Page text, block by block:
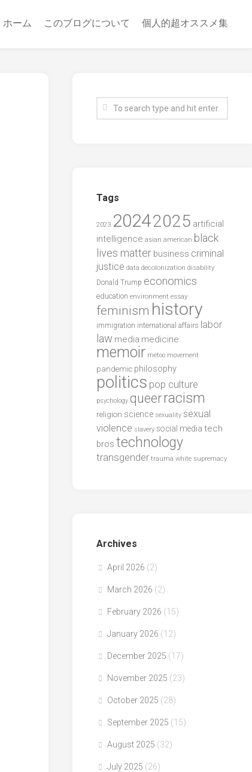
ホーム このブログについて 個人的超オススメ集
Tags
2023 20242025 artificial
intelligence asian american black
lives matter business criminal
justice data decolonization disability
Donald Trump economics
education environment essay
feminism history
immigration international affairs labor
law media medicine
memoir metoo movement
pandemic philosophy
politics pop culture
psychology queerracism
religion science sexuality sexual
violence slavery social media tech
bros technology
transgender trauma white supremacy
Archives
April 2026 (2)
March 2026 (2)
February 2026 (15)
January 2026 (12)
December 2025 (17)
November 2025 (23)
October 2025 (28)
September 2025 (15)
August 2025 (32)
July 2025 (26)